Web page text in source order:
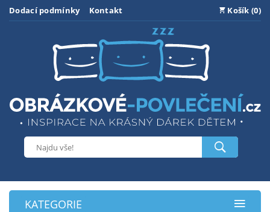
Dodací podmínky Kontakt Košík (0)
KATEGORIE